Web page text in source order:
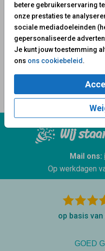
betere gebruikerservaring
onze prestaties te
sociale mediadoeleinden
gepersonaliseerde
Je kunt jouw toestemming
ons ons cookiebeleid .
Wij
Mail ons:
Op werkdagen
op basis van
GOED